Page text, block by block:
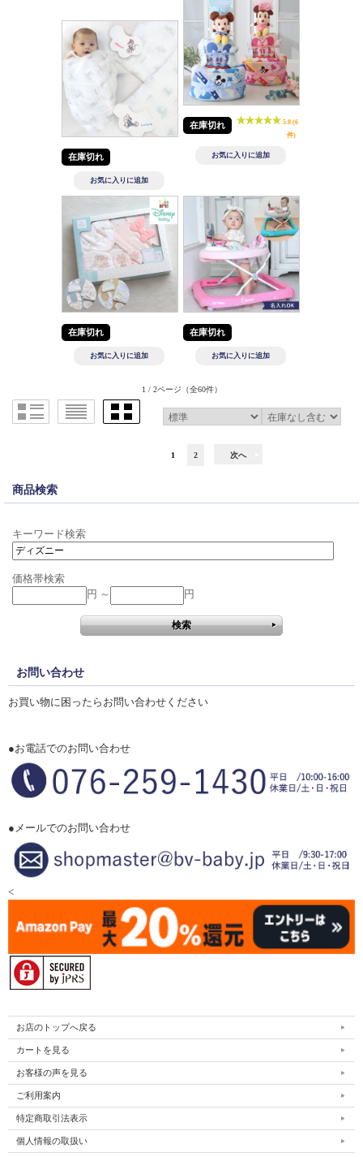
在庫切れ
在庫切れ
5.0 (6
件)
在庫切れ 在庫切れ
1 / 2ページ （全60件）
1 2 次へ
商品検索
キーワード検索
価格帯検索
円 ～
円
お問い合わせ
お買い物に困ったらお問い合わせください
●お電話でのお問い合わせ
●メールでのお問い合わせ
<
お店のトップへ戻る
カートを見る
お客様の声を見る
ご利用案内
特定商取引法表示
個人情報の取扱い